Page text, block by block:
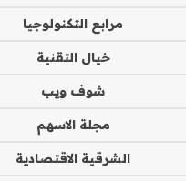
مرابع التكنولوجيا
خيال التقنية
شوف ويب
مجلة الاسهم
الشرقية الاقتصادية